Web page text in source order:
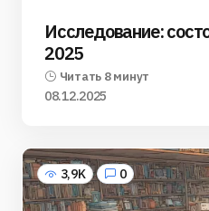
Исследование:
2025
Читать 8 минут
08.12.2025
3,9K 0